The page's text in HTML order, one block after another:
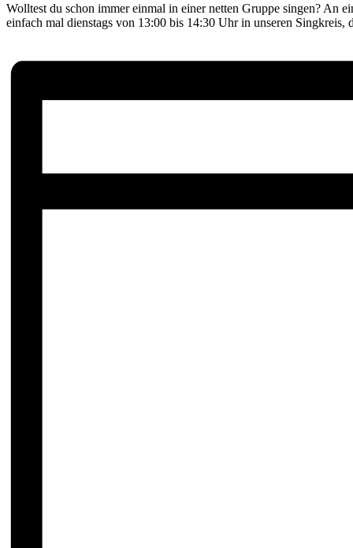
Wolltest du schon immer einmal in einer netten Gruppe singen? An
einfach mal dienstags von 13:00 bis 14:30 Uhr in unseren